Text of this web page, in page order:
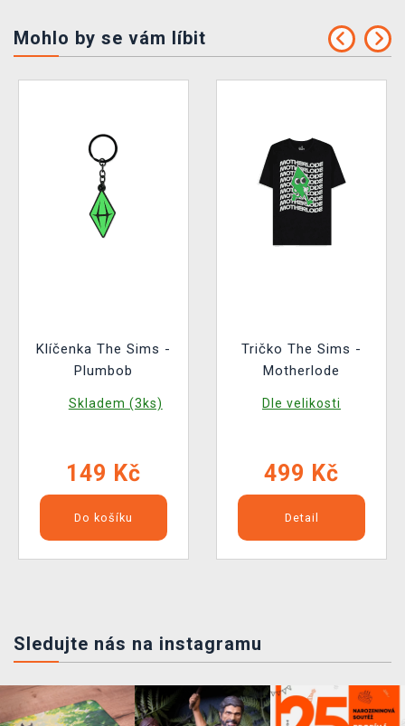
Mohlo by se vám líbit
Klíčenka The Sims -
Plumbob
Skladem (3ks)
149 Kč
Do košíku
Tričko The Sims -
Motherlode
Dle velikosti
499 Kč
Detail
Sledujte nás na instagramu